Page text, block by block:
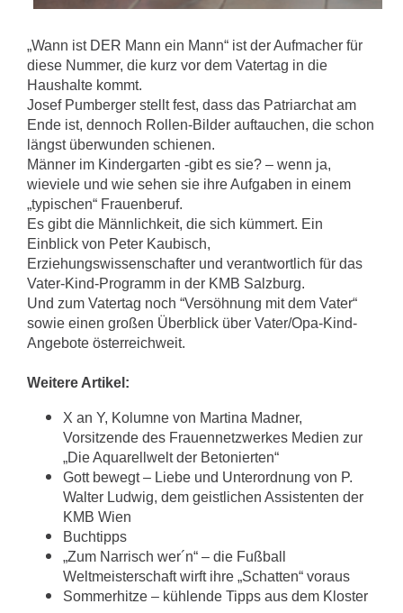
„Wann ist DER Mann ein Mann“ ist der Aufmacher für
diese Nummer, die kurz vor dem Vatertag in die
Haushalte kommt.
Josef Pumberger stellt fest, dass das Patriarchat am
Ende ist, dennoch Rollen-Bilder auftauchen, die schon
längst überwunden schienen.
Männer im Kindergarten -gibt es sie? – wenn ja,
wieviele und wie sehen sie ihre Aufgaben in einem
„typischen“ Frauenberuf.
Es gibt die Männlichkeit, die sich kümmert. Ein
Einblick von Peter Kaubisch,
Erziehungswissenschafter und verantwortlich für das
Vater-Kind-Programm in der KMB Salzburg.
Und zum Vatertag noch “Versöhnung mit dem Vater“
sowie einen großen Überblick über Vater/Opa-Kind-
Angebote österreichweit.
Weitere Artikel:
X an Y, Kolumne von Martina Madner,
Vorsitzende des Frauennetzwerkes Medien zur
„Die Aquarellwelt der Betonierten“
Gott bewegt – Liebe und Unterordnung von P.
Walter Ludwig, dem geistlichen Assistenten der
KMB Wien
Buchtipps
„Zum Narrisch wer´n“ – die Fußball
Weltmeisterschaft wirft ihre „Schatten“ voraus
Sommerhitze – kühlende Tipps aus dem Kloster